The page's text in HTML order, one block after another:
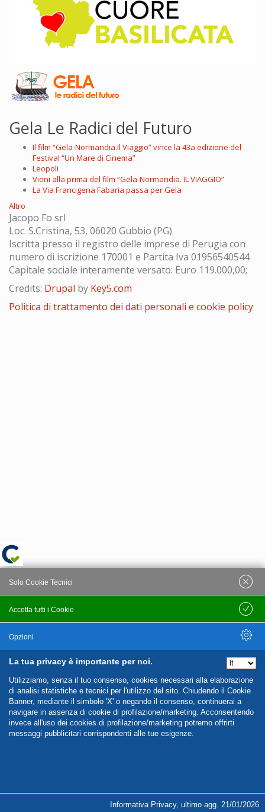
Gela Le Radici del Futuro
Il film “Gela-Normandia.Il Viaggio” vince la 43a edizione del
Festival “Un Mare di Cinema”
Leopoli
Vieni alla prima del film “Gela-Normandia. IL VIAGGIO”
La Via Francigena Fabaria passa per Gela
Altro
Jacopo Fo srl
Loc. S.Cristina, 53, 06020 Gubbio (PG)
Iscritta presso il registro delle imprese di Perugia con
numero di iscrizione 170001 e Partita Iva 01956540544
Capitale sociale interamente versato: Euro 119.000,00;
Credits: Drupal by Key5.com
Politica di trattamento dei dati personali e cookie policy
La tua privacy è importante per noi.
Utilizziamo, senza il tuo consenso, cookies necessari alla elaborazione
di analisi statistiche e tecnici per l'utilizzo del sito. Chiudendo il Cookie
Banner, mediante il simbolo 'X' o negando il consenso, continuerai a
navigare in assenza di cookie di profilazione/marketing. Acconsentendo
invece all'uso dei cookies di profilazione/marketing potremo offrirti
messaggi pubblicitari corrispondenti alle tue esigenze.
Accetta tutti i Cookie
Solo Cookie Tecnici
Salva
Opzioni
Nascondi Opzioni
Informativa Privacy, ultimo agg. 21/01/2026